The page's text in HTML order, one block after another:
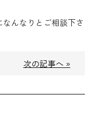
なんなりとご相談下さ
次の記事へ »